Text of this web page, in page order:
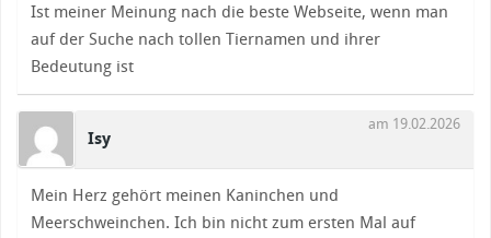
Ist meiner Meinung nach die beste Webseite, wenn man
auf der Suche nach tollen Tiernamen und ihrer
Bedeutung ist
Isy
am 19.02.2026
Mein Herz gehört meinen Kaninchen und
Meerschweinchen. Ich bin nicht zum ersten Mal auf